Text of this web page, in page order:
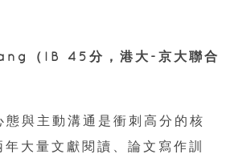
（IB 45分，港大-京大聯合
態與主動溝通是衝刺高分的核
大量文獻閱讀、論文寫作訓